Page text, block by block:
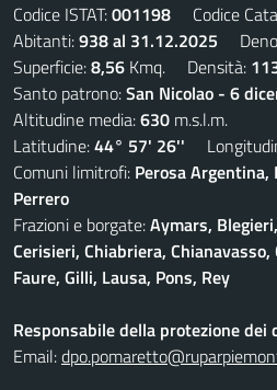
Codice ISTAT:001198 Codice
Abitanti:938 al 31.12.2025
Superficie:8,56 Kmq. Densità:
Santo patrono:San Nicolao - 6
Altitudine media:630 m.s.l.m.
Latitudine:44° 57' 26''
Comuni limitrofi: Perosa Argentina,
Perrero
Frazioni e borgate:Aymars,
Cerisieri, Chiabriera,
Faure, Gilli, Lausa, Pons, Rey
Responsabile della protezione dei
Email: